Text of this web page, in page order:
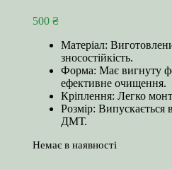
500 ₴
Матеріал:
зносостійкість.
Форма: Має вигнуту
ефективне очищення.
Кріплення: Легко
Розмір: Випускається
ДМТ.
Немає в наявності